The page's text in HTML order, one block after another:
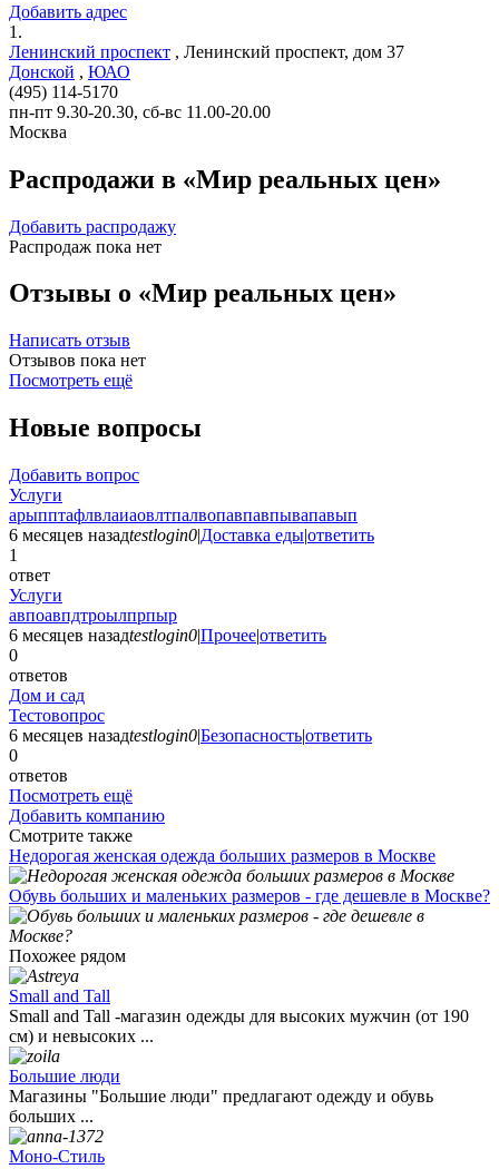
Добавить адрес
1.
Ленинский проспект , Ленинский проспект, дом 37
Донской , ЮАО
(495) 114-5170
пн-пт 9.30-20.30, сб-вс 11.00-20.00
Москва
Распродажи в «Мир реальных цен»
Добавить распродажу
Распродаж пока нет
Отзывы о «Мир реальных цен»
Написать отзыв
Отзывов пока нет
Посмотреть ещё
Новые вопросы
Добавить вопрос
Услуги
арыпптафлвлаиаовлтпалвопавпавпывапавып
6 месяцев назадtestlogin0|Доставка еды|ответить
1
ответ
Услуги
авпоавпдтроылпрпыр
6 месяцев назадtestlogin0|Прочее|ответить
0
ответов
Дом и сад
Тестовопрос
6 месяцев назадtestlogin0|Безопасность|ответить
0
ответов
Посмотреть ещё
Добавить компанию
Смотрите также
Недорогая женская одежда больших размеров в Москве
Обувь больших и маленьких размеров - где дешевле в Москве?
Похожее рядом
Small and Tall
Small and Tall -магазин одежды для высоких мужчин (от 190
см) и невысоких ...
Большие люди
Магазины "Большие люди" предлагают одежду и обувь
больших ...
Моно-Стиль